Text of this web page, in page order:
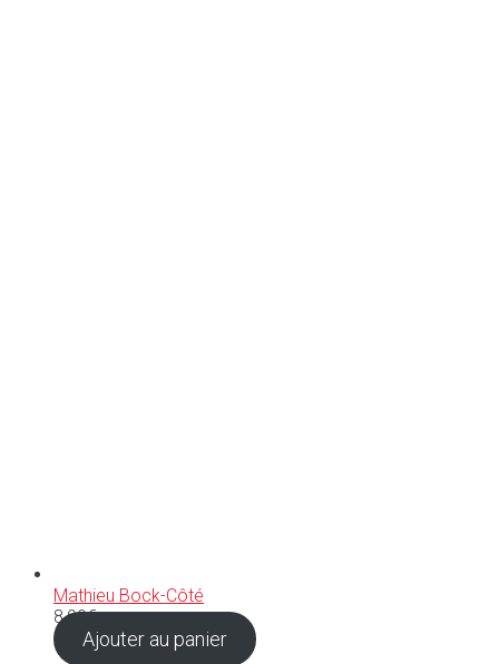
Mathieu Bock-Côté
8,90€
Ajouter au panier